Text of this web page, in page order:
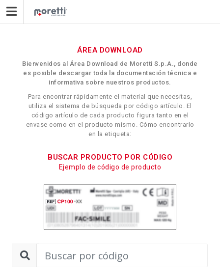
ÁREA DOWNLOAD
Bienvenidos al Área Download de Moretti S.p.A., donde
es posible descargar toda la documentación técnica e
informativa sobre nuestros productos.
Para encontrar rápidamente el material que necesitas,
utiliza el sistema de búsqueda por código artículo. El
código artículo de cada producto figura tanto en el
envase como en el producto mismo. Cómo encontrarlo
en la etiqueta:
BUSCAR PRODUCTO POR CÓDIGO
Ejemplo de código de producto